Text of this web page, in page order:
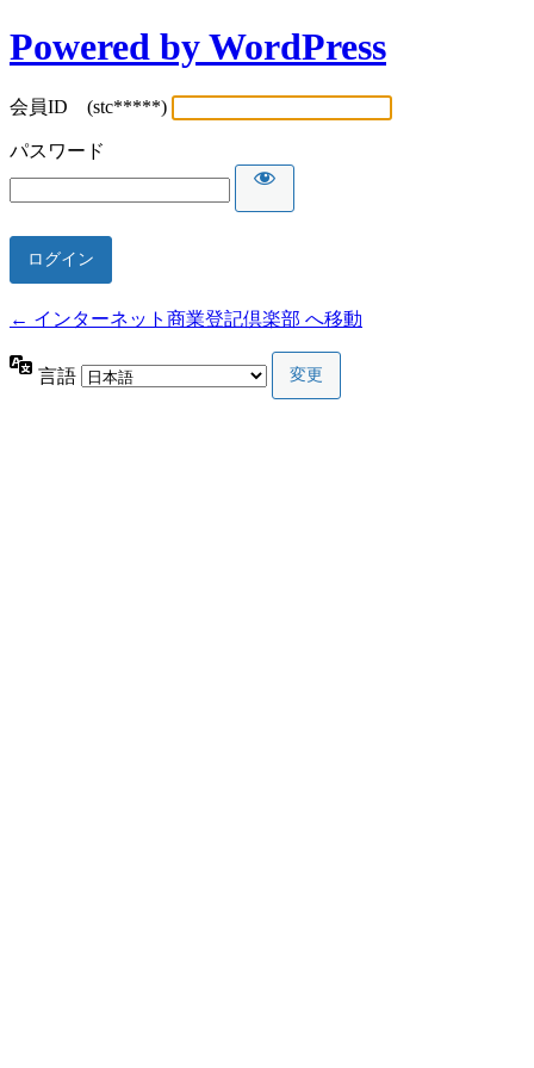
Powered by WordPress
会員ID (stc*****)
パスワード
← インターネット商業登記倶楽部 へ移動
言語